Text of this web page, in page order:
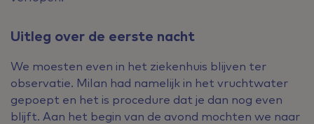
Uitleg over de eerste nacht
We moesten even in het ziekenhuis blijven ter
observatie. Milan had namelijk in het vruchtwater
gepoept en het is procedure dat je dan nog even
blijft. Aan het begin van de avond mochten we naar